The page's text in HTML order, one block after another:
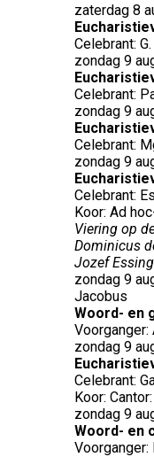
zaterdag 8
Celebrant:
zondag 9
Celebrant:
zondag 9
Celebrant:
zondag 9
Celebrant:
Koor: Ad
Viering op
Dominicus
Jozef
zondag 9
Jacobus
Woord- en
Voorganger:
zondag 9
Celebrant:
Koor:
zondag 9
Woord- en
Voorganger: